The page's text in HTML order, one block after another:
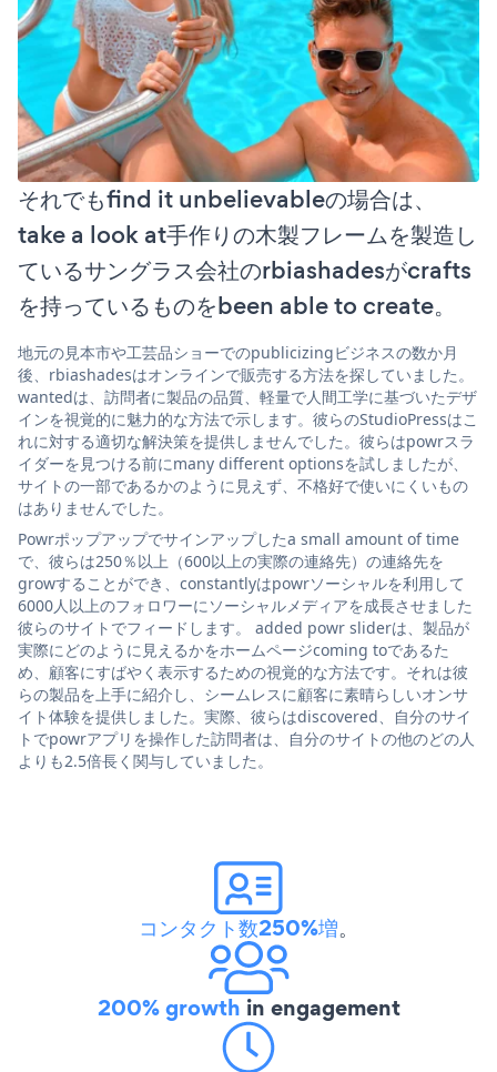
それでもfind it unbelievableの場合は、
take a look at手作りの木製フレームを製造し
ているサングラス会社のrbiashadesがcrafts
を持っているものをbeen able to create。
地元の見本市や工芸品ショーでのpublicizingビジネスの数か月
後、rbiashadesはオンラインで販売する方法を探していました。
wantedは、訪問者に製品の品質、軽量で人間工学に基づいたデザ
インを視覚的に魅力的な方法で示します。彼らのStudioPressはこ
れに対する適切な解決策を提供しませんでした。彼らはpowrスラ
イダーを見つける前にmany different optionsを試しましたが、
サイトの一部であるかのように見えず、不格好で使いにくいもの
はありませんでした。
Powrポップアップでサインアップしたa small amount of time
で、彼らは250％以上（600以上の実際の連絡先）の連絡先を
growすることができ、constantlyはpowrソーシャルを利用して
6000人以上のフォロワーにソーシャルメディアを成長させました
彼らのサイトでフィードします。 added powr sliderは、製品が
実際にどのように見えるかをホームページcoming toであるた
め、顧客にすばやく表示するための視覚的な方法です。それは彼
らの製品を上手に紹介し、シームレスに顧客に素晴らしいオンサ
イト体験を提供しました。実際、彼らはdiscovered、自分のサイ
トでpowrアプリを操作した訪問者は、自分のサイトの他のどの人
よりも2.5倍長く関与していました。
コンタクト数250%増。
200% growth in engagement